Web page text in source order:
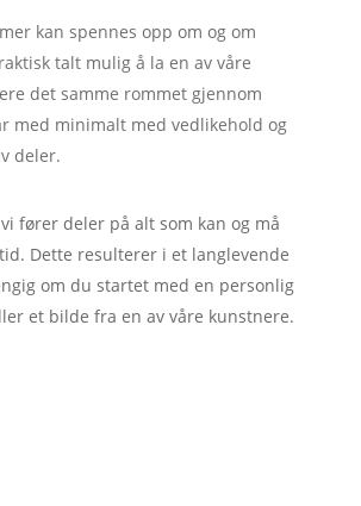
kan spennes opp om og om
talt mulig å la en av våre
det samme rommet gjennom
med minimalt med vedlikehold og
deler.
fører deler på alt som kan og må
Dette resulterer i et langlevende
om du startet med en personlig
et bilde fra en av våre kunstnere.